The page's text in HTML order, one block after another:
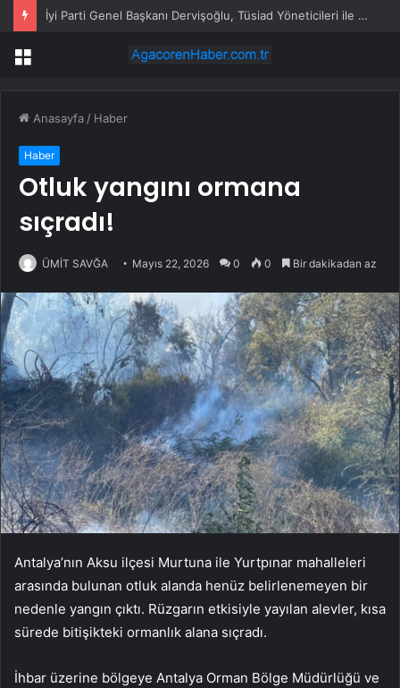
İyi Parti Genel Başkanı Dervişoğlu, Tüsiad Yöneticileri ile Bir Araya Geldi
Menü
Anasayfa / Haber
Haber
Otluk yangını ormana
sıçradı!
ÜMİT SAVĞA Mayıs 22, 2026 0 0 Bir dakikadan az
Antalya’nın Aksu ilçesi Murtuna ile Yurtpınar mahalleleri
arasında bulunan otluk alanda henüz belirlenemeyen bir
nedenle yangın çıktı. Rüzgarın etkisiyle yayılan alevler, kısa
sürede bitişikteki ormanlık alana sıçradı.
İhbar üzerine bölgeye Antalya Orman Bölge Müdürlüğü ve